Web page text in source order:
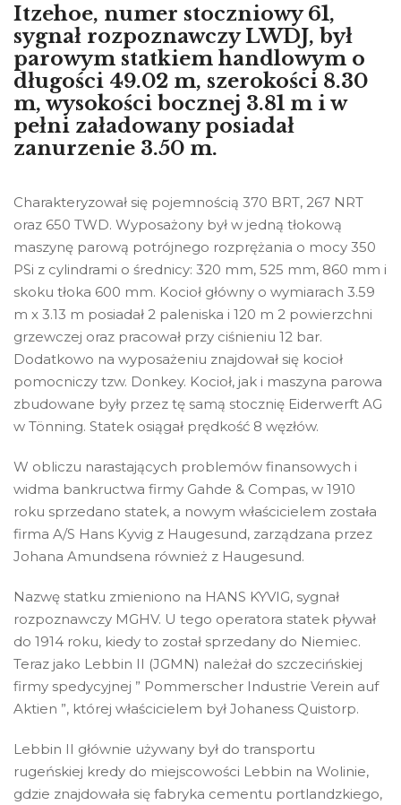
Itzehoe, numer stoczniowy 61,
sygnał rozpoznawczy LWDJ, był
parowym statkiem handlowym o
długości 49.02 m, szerokości 8.30
m, wysokości bocznej 3.81 m i w
pełni załadowany posiadał
zanurzenie 3.50 m.
Charakteryzował się pojemnością 370 BRT, 267 NRT
oraz 650 TWD. Wyposażony był w jedną tłokową
maszynę parową potrójnego rozprężania o mocy 350
PSi z cylindrami o średnicy: 320 mm, 525 mm, 860 mm i
skoku tłoka 600 mm. Kocioł główny o wymiarach 3.59
m x 3.13 m posiadał 2 paleniska i 120 m 2 powierzchni
grzewczej oraz pracował przy ciśnieniu 12 bar.
Dodatkowo na wyposażeniu znajdował się kocioł
pomocniczy tzw. Donkey. Kocioł, jak i maszyna parowa
zbudowane były przez tę samą stocznię Eiderwerft AG
w Tönning. Statek osiągał prędkość 8 węzłów.
W obliczu narastających problemów finansowych i
widma bankructwa firmy Gahde & Compas, w 1910
roku sprzedano statek, a nowym właścicielem została
firma A/S Hans Kyvig z Haugesund, zarządzana przez
Johana Amundsena również z Haugesund.
Nazwę statku zmieniono na HANS KYVIG, sygnał
rozpoznawczy MGHV. U tego operatora statek pływał
do 1914 roku, kiedy to został sprzedany do Niemiec.
Teraz jako Lebbin II (JGMN) należał do szczecińskiej
firmy spedycyjnej ” Pommerscher Industrie Verein auf
Aktien ”, której właścicielem był Johaness Quistorp.
Lebbin II głównie używany był do transportu
rugeńskiej kredy do miejscowości Lebbin na Wolinie,
gdzie znajdowała się fabryka cementu portlandzkiego,